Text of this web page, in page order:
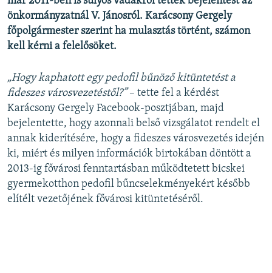
önkormányzatnál V. Jánosról. Karácsony Gergely
főpolgármester szerint ha mulasztás történt, számon
kell kérni a felelősöket.
„Hogy kaphatott egy pedofil bűnöző kitüntetést a
fideszes városvezetéstől?”– tette fel a kérdést
Karácsony Gergely Facebook-posztjában, majd
bejelentette, hogy azonnali belső vizsgálatot rendelt el
annak kiderítésére, hogy a fideszes városvezetés idején
ki, miért és milyen információk birtokában döntött a
2013-ig fővárosi fenntartásban működtetett bicskei
gyermekotthon pedofil bűncselekményekért később
elítélt vezetőjének fővárosi kitüntetéséről.